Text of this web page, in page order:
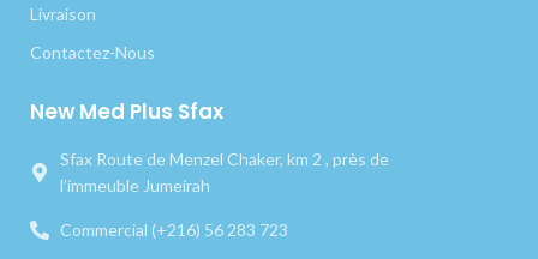
Livraison
Contactez-Nous
New Med Plus Sfax
Sfax Route de Menzel Chaker, km 2 , près de
l’immeuble Jumeirah
Commercial (+216) 56 283 723